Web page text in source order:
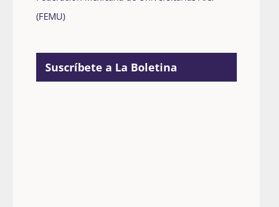
(FEMU)
Suscríbete a La Boletina